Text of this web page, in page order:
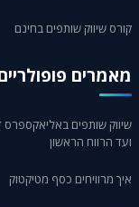
קורס שיווק שותפים בחינם
מאמרים פופולריים
ועד הרווח הראשון
איך מרוויחים כסף מטיקטוק